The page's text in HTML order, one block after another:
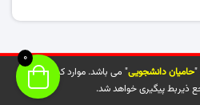
"حامیان دانشجویی" می باشد. موارد کپی شده از
ذیربط پیگیری خواهد شد.
0